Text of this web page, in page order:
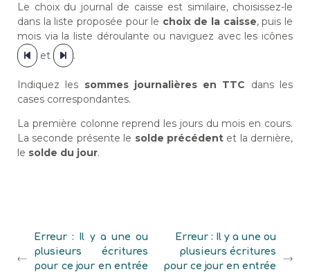
Le choix du journal de caisse est similaire, choisissez-le
dans la liste proposée pour le choix de la caisse, puis le
mois via la liste déroulante ou naviguez avec les icônes
et
.
Indiquez les sommes journalières en TTC dans les
cases correspondantes.
La première colonne reprend les jours du mois en cours.
La seconde présente le solde précédentet la dernière,
le solde du jour.
Erreur : Il y a une ou
plusieurs écritures
pour ce jour en entrée
Erreur : Il y a une ou
plusieurs écritures
pour ce jour en entrée